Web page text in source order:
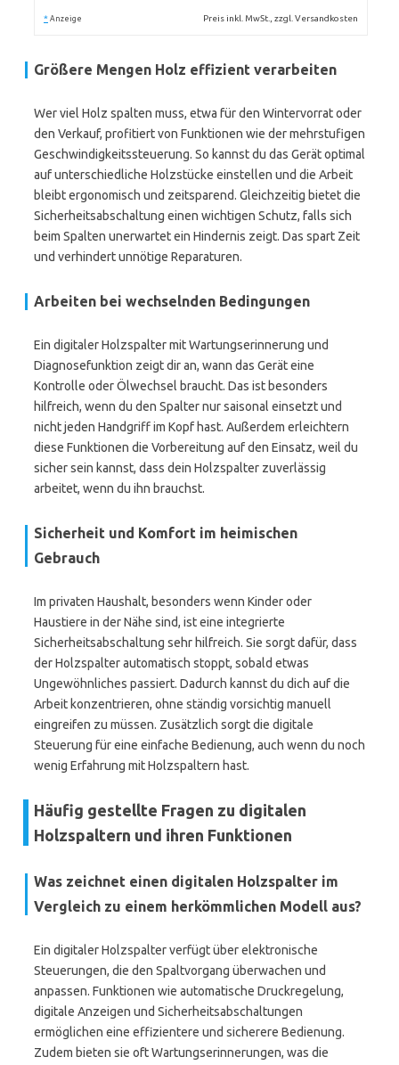
* Anzeige Preis inkl. MwSt., zzgl. Versandkosten
Größere Mengen Holz effizient verarbeiten
Wer viel Holz spalten muss, etwa für den Wintervorrat oder
den Verkauf, profitiert von Funktionen wie der mehrstufigen
Geschwindigkeitssteuerung. So kannst du das Gerät optimal
auf unterschiedliche Holzstücke einstellen und die Arbeit
bleibt ergonomisch und zeitsparend. Gleichzeitig bietet die
Sicherheitsabschaltung einen wichtigen Schutz, falls sich
beim Spalten unerwartet ein Hindernis zeigt. Das spart Zeit
und verhindert unnötige Reparaturen.
Arbeiten bei wechselnden Bedingungen
Ein digitaler Holzspalter mit Wartungserinnerung und
Diagnosefunktion zeigt dir an, wann das Gerät eine
Kontrolle oder Ölwechsel braucht. Das ist besonders
hilfreich, wenn du den Spalter nur saisonal einsetzt und
nicht jeden Handgriff im Kopf hast. Außerdem erleichtern
diese Funktionen die Vorbereitung auf den Einsatz, weil du
sicher sein kannst, dass dein Holzspalter zuverlässig
arbeitet, wenn du ihn brauchst.
Sicherheit und Komfort im heimischen
Gebrauch
Im privaten Haushalt, besonders wenn Kinder oder
Haustiere in der Nähe sind, ist eine integrierte
Sicherheitsabschaltung sehr hilfreich. Sie sorgt dafür, dass
der Holzspalter automatisch stoppt, sobald etwas
Ungewöhnliches passiert. Dadurch kannst du dich auf die
Arbeit konzentrieren, ohne ständig vorsichtig manuell
eingreifen zu müssen. Zusätzlich sorgt die digitale
Steuerung für eine einfache Bedienung, auch wenn du noch
wenig Erfahrung mit Holzspaltern hast.
Häufig gestellte Fragen zu digitalen
Holzspaltern und ihren Funktionen
Was zeichnet einen digitalen Holzspalter im
Vergleich zu einem herkömmlichen Modell aus?
Ein digitaler Holzspalter verfügt über elektronische
Steuerungen, die den Spaltvorgang überwachen und
anpassen. Funktionen wie automatische Druckregelung,
digitale Anzeigen und Sicherheitsabschaltungen
ermöglichen eine effizientere und sicherere Bedienung.
Zudem bieten sie oft Wartungserinnerungen, was die